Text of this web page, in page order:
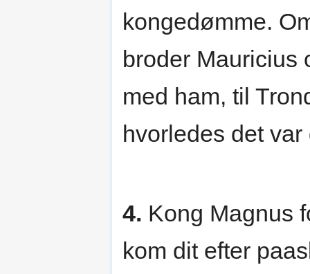
kongedømme.
broder Mauricius
med ham, til
hvorledes det
4. Kong Magnus
kom dit efter